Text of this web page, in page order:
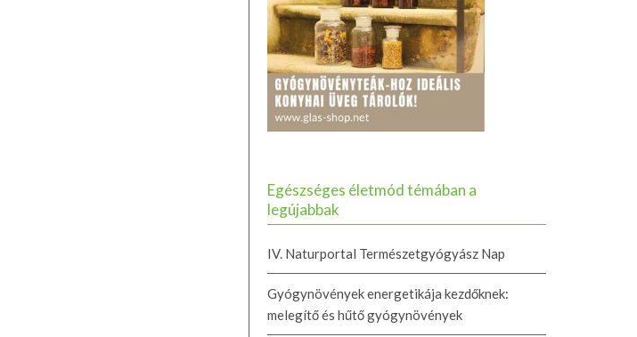
Egészséges életmód témában a
legújabbak
IV. Naturportal Természetgyógyász Nap
Gyógynövények energetikája kezdőknek:
melegítő és hűtő gyógynövények